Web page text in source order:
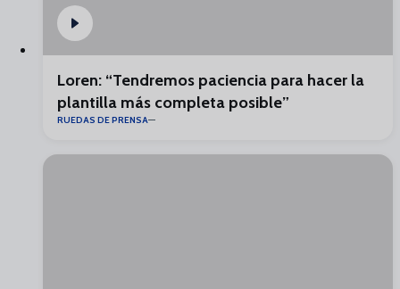
Loren: “Tendremos paciencia para hacer la
plantilla más completa posible”
RUEDAS DE PRENSA